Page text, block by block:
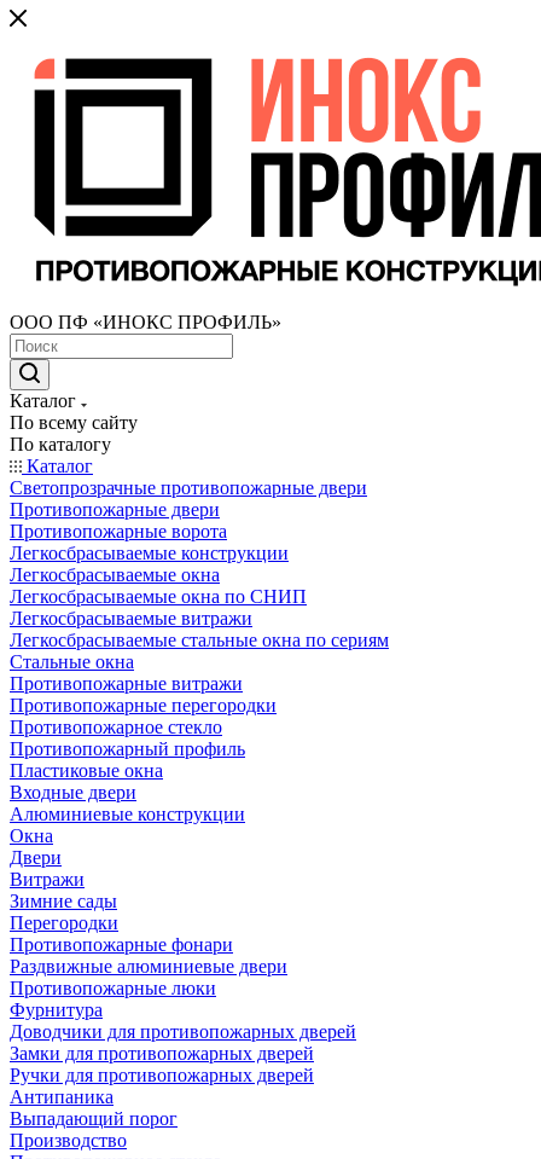
ООО ПФ «ИНОКС ПРОФИЛЬ»
Каталог
По всему сайту
По каталогу
Каталог
Светопрозрачные противопожарные двери
Противопожарные двери
Противопожарные ворота
Легкосбрасываемые конструкции
Легкосбрасываемые окна
Легкосбрасываемые окна по СНИП
Легкосбрасываемые витражи
Легкосбрасываемые стальные окна по сериям
Стальные окна
Противопожарные витражи
Противопожарные перегородки
Противопожарное стекло
Противопожарный профиль
Пластиковые окна
Входные двери
Алюминиевые конструкции
Окна
Двери
Витражи
Зимние сады
Перегородки
Противопожарные фонари
Раздвижные алюминиевые двери
Противопожарные люки
Фурнитура
Доводчики для противопожарных дверей
Замки для противопожарных дверей
Ручки для противопожарных дверей
Антипаника
Выпадающий порог
Производство